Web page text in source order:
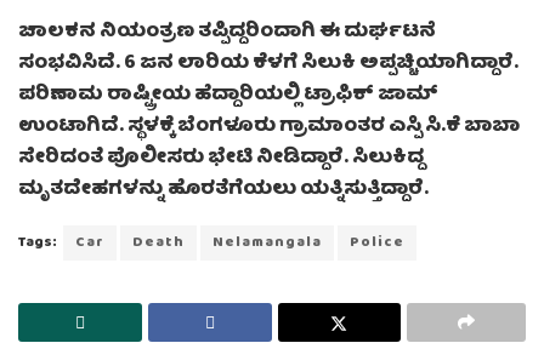
ಚಾಲಕನ ನಿಯಂತ್ರಣ ತಪ್ಪಿದ್ದರಿಂದಾಗಿ ಈ ದುರ್ಘಟನೆ
ಸಂಭವಿಸಿದೆ. 6 ಜನ ಲಾರಿಯ ಕೆಳಗೆ ಸಿಲುಕಿ ಅಪ್ಪಚ್ಚಿಯಾಗಿದ್ದಾರೆ.
ಪರಿಣಾಮ ರಾಷ್ಟ್ರೀಯ ಹೆದ್ದಾರಿಯಲ್ಲಿ ಟ್ರಾಫಿಕ್ ಜಾಮ್
ಉಂಟಾಗಿದೆ. ಸ್ಥಳಕ್ಕೆ ಬೆಂಗಳೂರು ಗ್ರಾಮಾಂತರ ಎಸ್ಪಿ ಸಿ.ಕೆ ಬಾಬಾ
ಸೇರಿದಂತೆ ಪೊಲೀಸರು ಭೇಟಿ ನೀಡಿದ್ದಾರೆ. ಸಿಲುಕಿದ್ದ
ಮೃತದೇಹಗಳನ್ನು ಹೊರತೆಗೆಯಲು ಯತ್ನಿಸುತ್ತಿದ್ದಾರೆ.
Tags: Car Death Nelamangala Police